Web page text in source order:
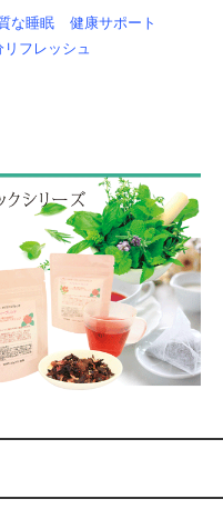
な睡眠
健康サポート
リフレッシュ